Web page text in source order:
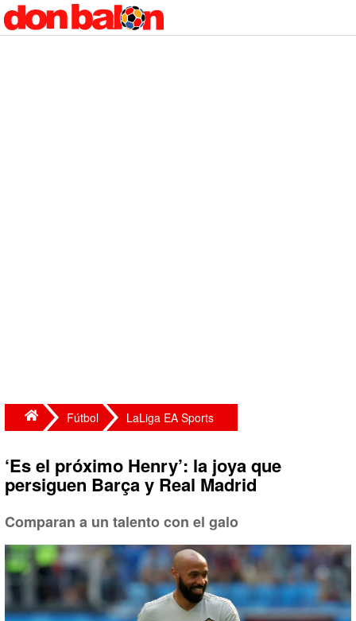
Fútbol LaLiga EA Sports
‘Es el próximo Henry’: la joya que
persiguen Barça y Real Madrid
Comparan a un talento con el galo